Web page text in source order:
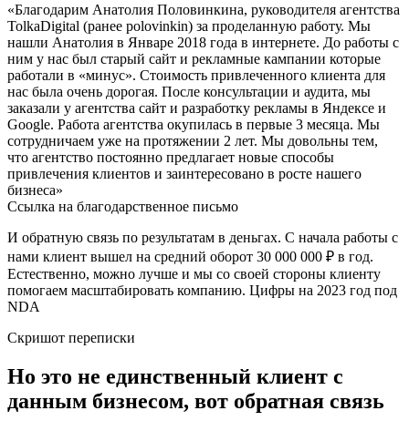
«Благодарим Анатолия Половинкина, руководителя агентства
TolkaDigital (ранее polovinkin) за проделанную работу. Мы
нашли Анатолия в Январе 2018 года в интернете. До работы с
ним у нас был старый сайт и рекламные кампании которые
работали в «минус». Стоимость привлеченного клиента для
нас была очень дорогая. После консультации и аудита, мы
заказали у агентства сайт и разработку рекламы в Яндексе и
Google. Работа агентства окупилась в первые 3 месяца. Мы
сотрудничаем уже на протяжении 2 лет. Мы довольны тем,
что агентство постоянно предлагает новые способы
привлечения клиентов и заинтересовано в росте нашего
бизнеса»
Ссылка на благодарственное письмо
И обратную связь по результатам в деньгах. С начала работы с
нами клиент вышел на средний оборот 30 000 000 ₽ в год.
Естественно, можно лучше и мы со своей стороны клиенту
помогаем масштабировать компанию. Цифры на 2023 год под
NDA
Скришот переписки
Но это не единственный клиент с
данным бизнесом, вот обратная связь